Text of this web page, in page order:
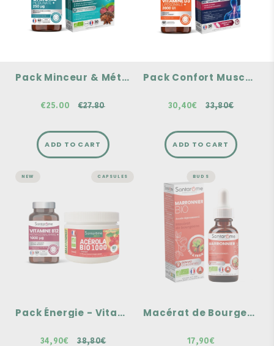
Pack Minceur & Métabolisme - Chrome + Ventre Plat
€25.00 €27.80
A complementary duo
Maintien d'une glycémie
normale
€27.80
ADD TO CART
Pack Confort Musculaire - Vitamine D3 + Myostéo
30,40€ 33,80€
A complementary duo
Immunité, Capital Osseux
33,80€
ADD TO CART
NEW CAPSULES
Pack Énergie - Vitamine B12 & Acérola
34,90€ 38,80€
Vitamine B12 &
Acérola
A complementary duo
Vitalité - Immunité,
Système Nerveux
BUDS
Macérat de Bourgeons - Marronnier Bio
17,90€
BUDDING
Macérat de
Bourgeons -
Marronnier Bio
Concentrated gemmo
40 years of expertise
Organic buds, fresh &